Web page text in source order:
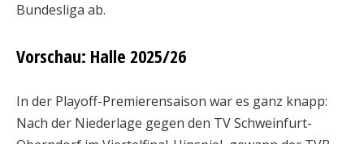
Bundesliga ab.
Vorschau: Halle 2025/26
In der Playoff-Premierensaison war es ganz knapp:
Nach der Niederlage gegen den TV Schweinfurt-